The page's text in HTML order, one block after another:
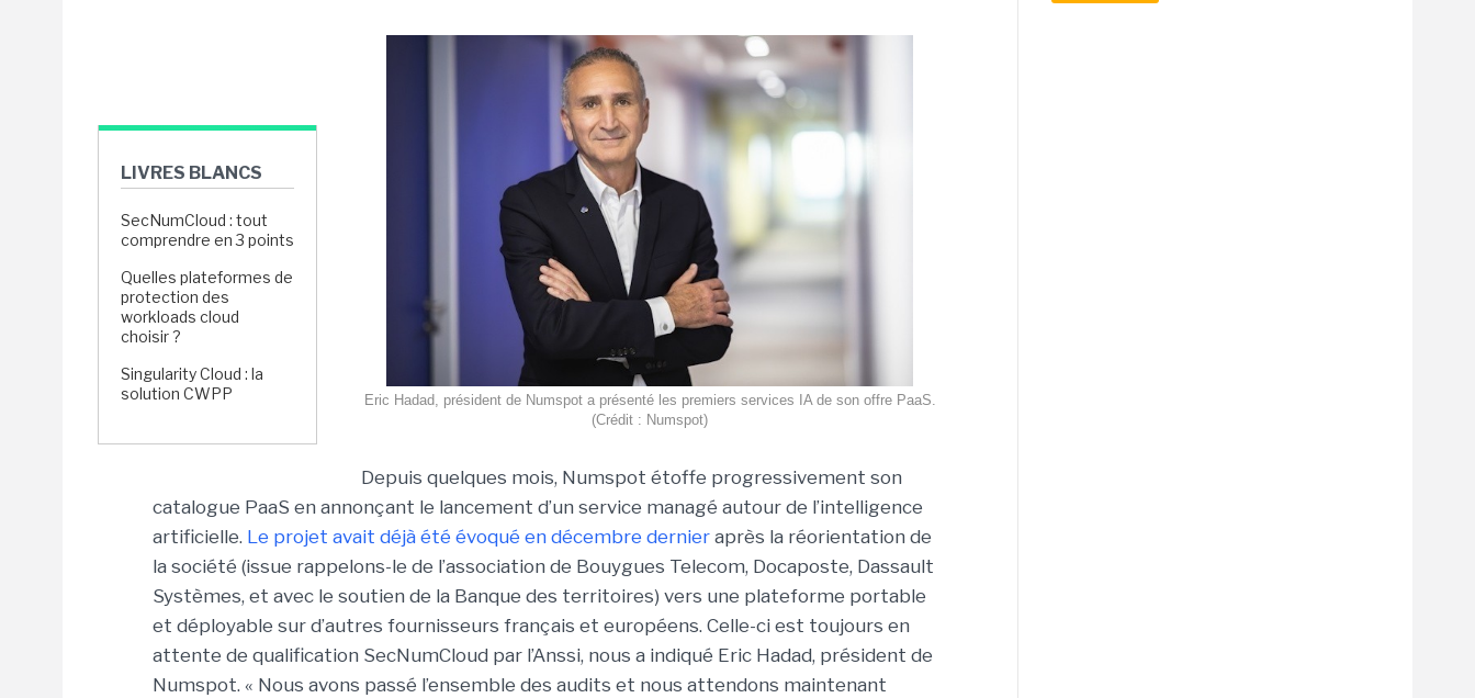
LIVRES BLANCS
SecNumCloud : tout
comprendre en 3 points
Quelles plateformes de
protection des
workloads cloud
choisir ?
Singularity Cloud : la
solution CWPP
Eric Hadad, président de Numspot a présenté les premiers services IA de son offre PaaS.
(Crédit : Numspot)
Depuis quelques mois, Numspot étoffe progressivement son
catalogue PaaS en annonçant le lancement d’un service managé autour de l’intelligence
artificielle. Le projet avait déjà été évoqué en décembre dernier après la réorientation de
la société (issue rappelons-le de l’association de Bouygues Telecom, Docaposte, Dassault
Systèmes, et avec le soutien de la Banque des territoires) vers une plateforme portable
et déployable sur d’autres fournisseurs français et européens. Celle-ci est toujours en
attente de qualification SecNumCloud par l’Anssi, nous a indiqué Eric Hadad, président de
Numspot. « Nous avons passé l’ensemble des audits et nous attendons maintenant